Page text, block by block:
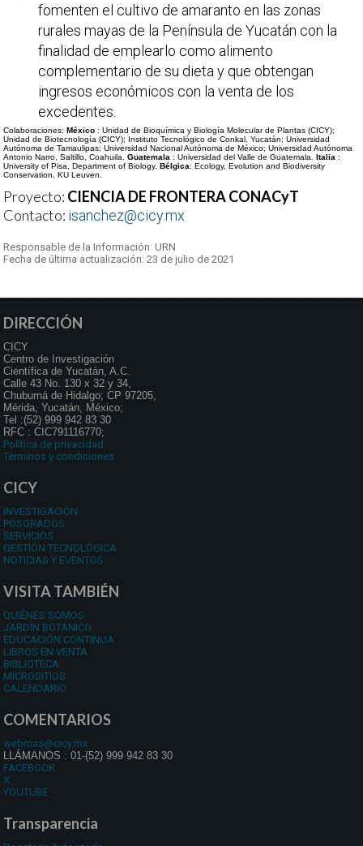
fomenten el cultivo de amaranto en las zonas
rurales mayas de la Península de Yucatán con la
finalidad de emplearlo como alimento
complementario de su dieta y que obtengan
ingresos económicos con la venta de los
excedentes.
Colaboraciones: México : Unidad de Bioquímica y Biología Molecular de Plantas (CICY);
Unidad de Biotecnología (CICY); Instituto Tecnológico de Conkal, Yucatán; Universidad
Autónoma de Tamaulipas; Universidad Nacional Autónoma de México; Universidad Autónoma
Antonio Narro, Saltillo, Coahuila. Guatemala : Universidad del Valle de Guatemala. Italia :
University of Pisa, Department of Biology. Bélgica: Ecology, Evolution and Biodiversity
Conservation, KU Leuven.
Proyecto: CIENCIA DE FRONTERA CONACyT
Contacto: isanchez@cicy.mx
Responsable de la Información: URN
Fecha de última actualización: 23 de julio de 2021
DIRECCIÓN
CICY
Centro de Investigación
Científica de Yucatán, A.C.
Calle 43 No. 130 x 32 y 34,
Chuburná de Hidalgo; CP 97205,
Mérida, Yucatán, México;
Tel :(52) 999 942 83 30
RFC : CIC791116770;
Política de privacidad
Términos y condiciones
CICY
INVESTIGACIÓN
POSGRADOS
SERVICIOS
GESTIÓN TECNOLÓGICA
NOTICIAS Y EVENTOS
VISITA TAMBIÉN
QUIÉNES SOMOS
JARDÍN BOTÁNICO
EDUCACIÓN CONTINUA
LIBROS EN VENTA
BIBLIOTECA
MICROSITIOS
CALENDARIO
COMENTARIOS
webmas@cicy.mx
LLÁMANOS : 01-(52) 999 942 83 30
FACEBOOK
X
YOUTUBE
Transparencia